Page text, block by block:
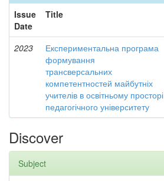
Issue
Date
Title
2023
Експериментальна програма
формування
трансверсальних
компетентностей майбутніх
учителів в освітньому просторі
педагогічного університету
Discover
Subject